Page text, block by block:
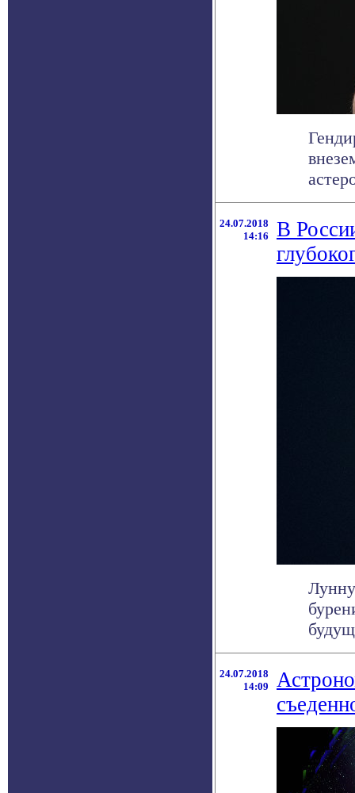
24.07.2018
14:16
В
24.07.2018
14:09